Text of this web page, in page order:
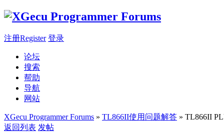
注册Register 登录
论坛
搜索
帮助
导航
网站
XGecu Programmer Forums » TL866II使用问题解答 » TL866II
返回列表 发帖